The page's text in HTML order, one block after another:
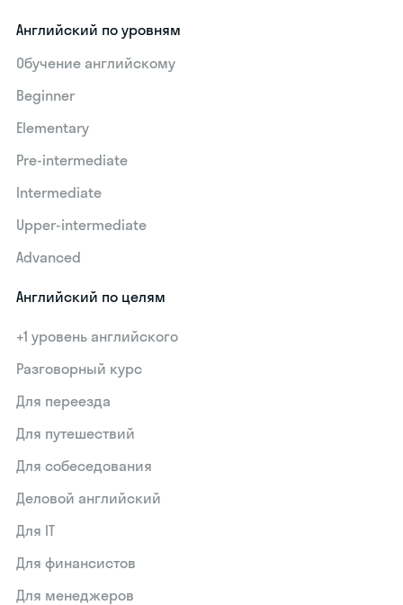
Английский по уровням
Обучение английскому
Beginner
Elementary
Pre-intermediate
Intermediate
Upper-intermediate
Advanced
Английский по целям
+1 уровень английского
Разговорный курс
Для переезда
Для путешествий
Для собеседования
Деловой английский
Для IT
Для финансистов
Для менеджеров